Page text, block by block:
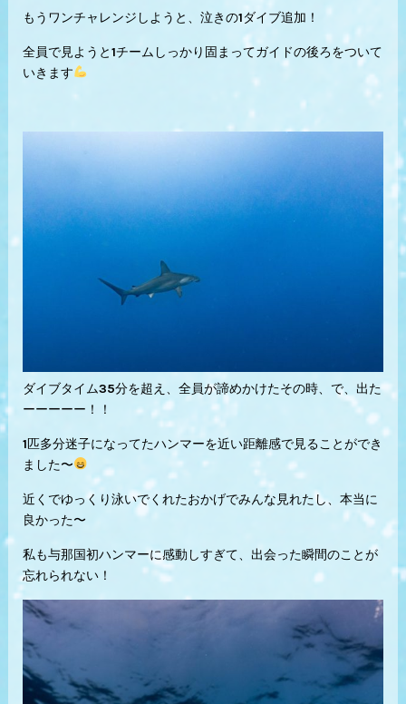
もうワンチャレンジしようと、泣きの1ダイブ追加！
全員で見ようと1チームしっかり固まってガイドの後ろをついて
いきます
ダイブタイム35分を超え、全員が諦めかけたその時、で、出た
ーーーーー！！
1匹多分迷子になってたハンマーを近い距離感で見ることができ
ました〜
近くでゆっくり泳いでくれたおかげでみんな見れたし、本当に
良かった〜
私も与那国初ハンマーに感動しすぎて、出会った瞬間のことが
忘れられない！